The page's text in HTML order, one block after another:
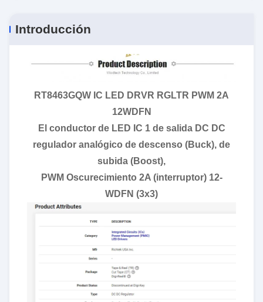
Introducción
RT8463GQW IC LED DRVR RGLTR PWM 2A
12WDFN
El conductor de LED IC 1 de salida DC DC
regulador analógico de descenso (Buck), de
subida (Boost),
PWM Oscurecimiento 2A (interruptor) 12-
WDFN (3x3)